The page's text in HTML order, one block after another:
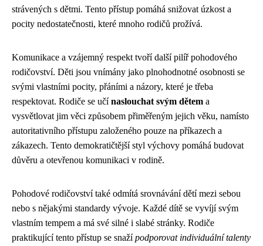
strávených s dětmi. Tento přístup pomáhá snižovat úzkost a
pocity nedostatečnosti, které mnoho rodičů prožívá.
Komunikace a vzájemný respekt tvoří další pilíř pohodového
rodičovství. Děti jsou vnímány jako plnohodnotné osobnosti se
svými vlastními pocity, přáními a názory, které je třeba
respektovat. Rodiče se učínaslouchat svým dětem a
vysvětlovat jim věci způsobem přiměřeným jejich věku, namísto
autoritativního přístupu založeného pouze na příkazech a
zákazech. Tento demokratičtější styl výchovy pomáhá budovat
důvěru a otevřenou komunikaci v rodině.
Pohodové rodičovství také odmítá srovnávání dětí mezi sebou
nebo s nějakými standardy vývoje. Každé dítě se vyvíjí svým
vlastním tempem a má své silné i slabé stránky. Rodiče
praktikující tento přístup se snažípodporovat individuální talenty